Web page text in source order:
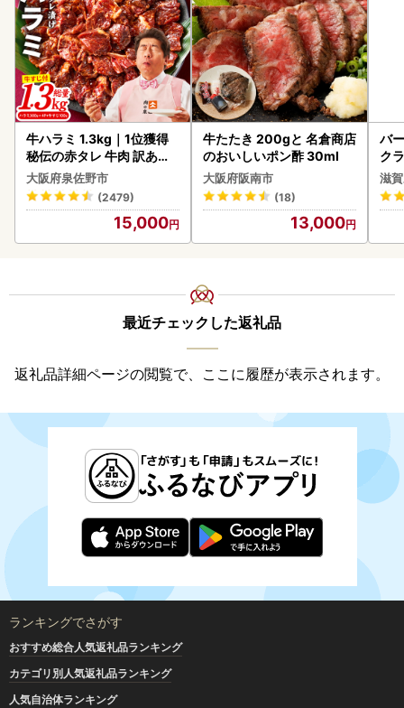
牛ハラミ 1.3kg｜1位獲得
秘伝の赤タレ 牛肉 訳あり
焼肉 BBQ
大阪府泉佐野市
(2479)
15,000
牛たたき 200gと 名倉商店
のおいしいポン酢 30ml
大阪府阪南市
(18)
13,000
バ
ク
ア
ン
滋
最近チェックした返礼品
返礼品詳細ページの閲覧で、ここに履歴が表示されます。
ランキングでさがす
おすすめ総合人気返礼品ランキング
カテゴリ別人気返礼品ランキング
人気自治体ランキング